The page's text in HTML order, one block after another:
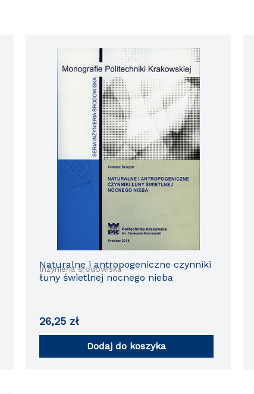
Inżynieria środowiska
Naturalne i antropogeniczne czynniki
łuny świetlnej nocnego nieba
26,25 zł
Dodaj do koszyka